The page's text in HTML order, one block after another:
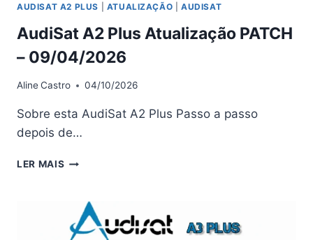
AUDISAT A2 PLUS ATUALIZAÇÃO |AUDISAT
AudiSat A2 Plus Atualização PATCH
– 09/04/2026
AlineCastro 04/10/2026
Sobre esta AudiSat A2 Plus Passo a passo
depois de…
LER MAIS AUDISAT
ATUALIZAÇÃO
PATCH